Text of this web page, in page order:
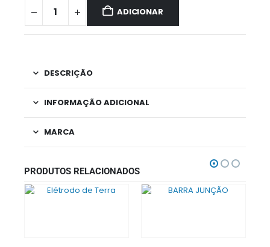
ADICIONAR
DESCRIÇÃO
INFORMAÇÃO ADICIONAL
MARCA
PRODUTOS RELACIONADOS